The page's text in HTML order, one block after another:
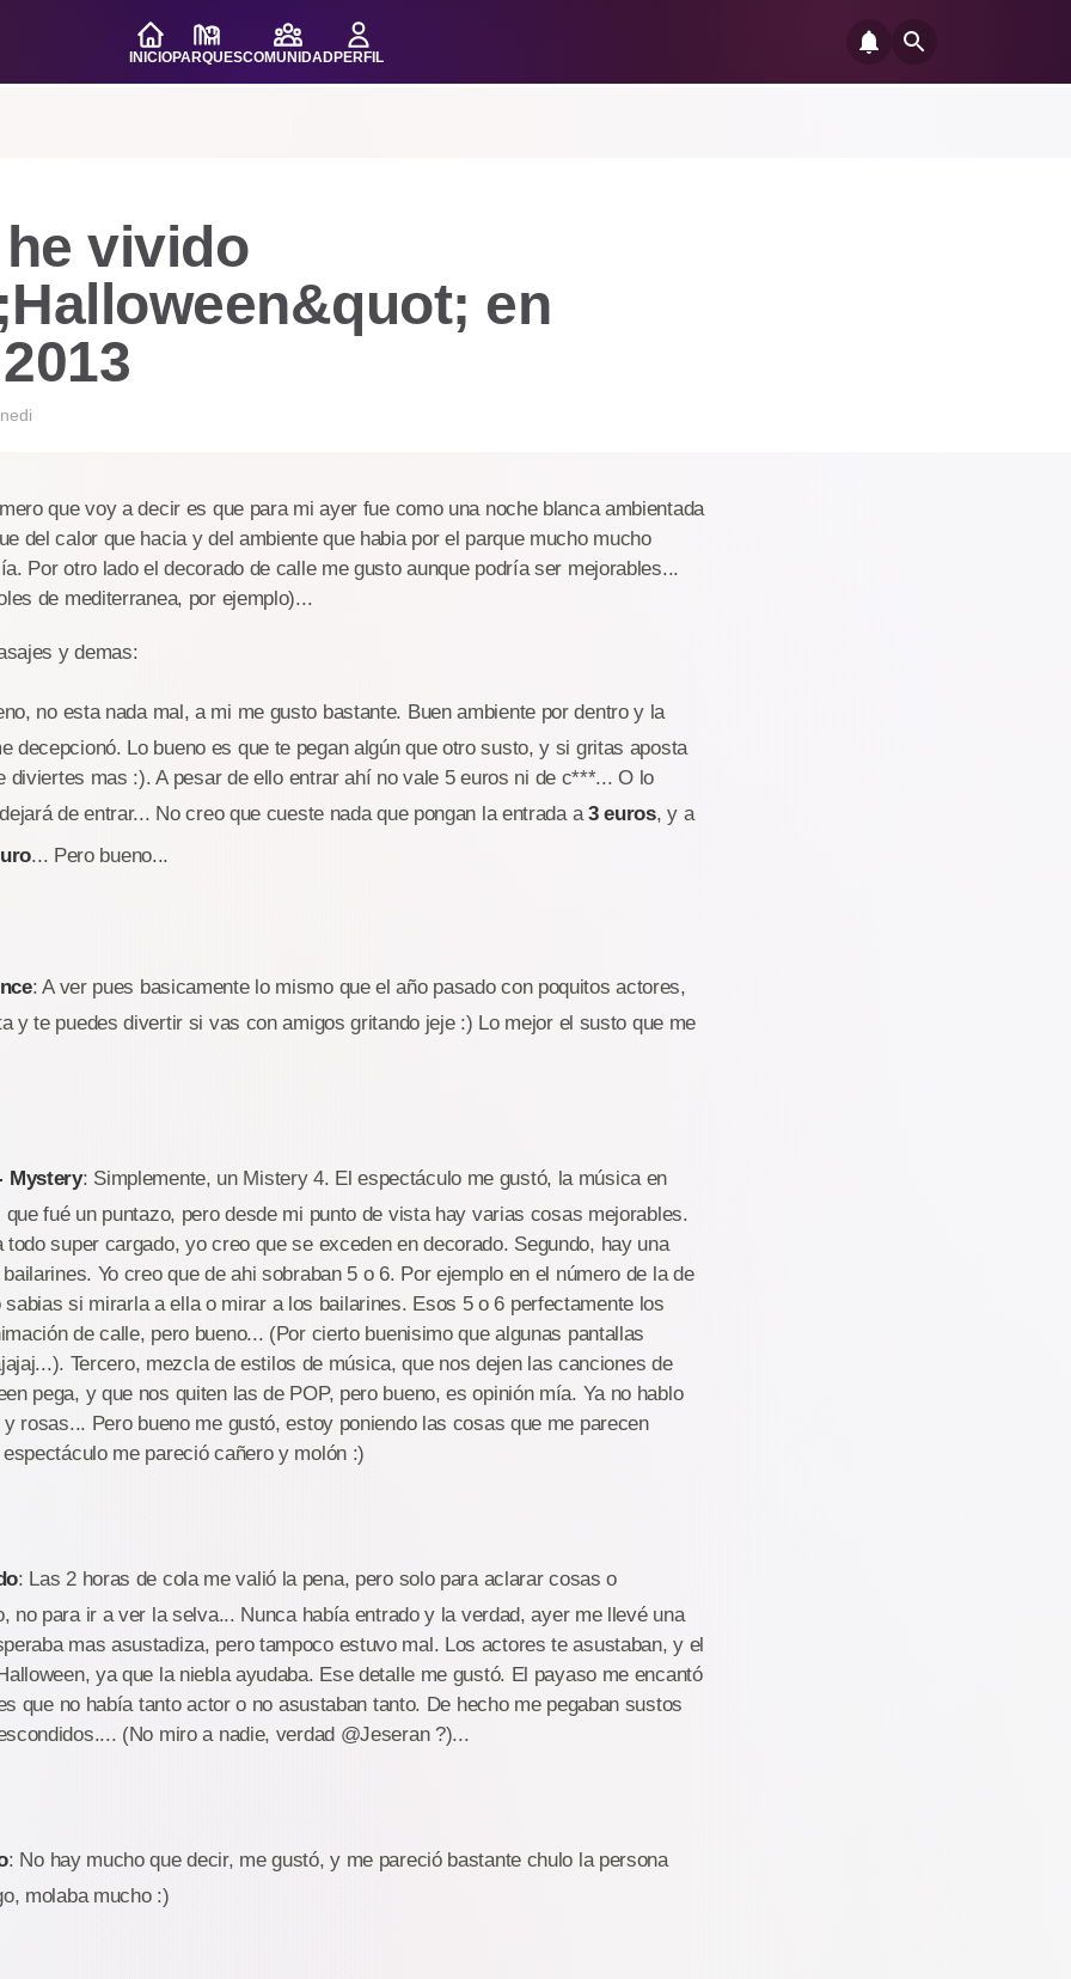
INICIOPARQUESCOMUNIDADPERFIL
vivido
en
que voy a decir es que para mi ayer fue como una noche blanca ambientada
del calor que hacia y del ambiente que habia por el parque mucho mucho
Por otro lado el decorado de calle me gusto aunque podría ser mejorables...
de mediterranea, por ejemplo)...
y demas:
no esta nada mal, a mi me gusto bastante. Buen ambiente por dentro y la
decepcionó. Lo bueno es que te pegan algún que otro susto, y si gritas aposta
diviertes mas :). A pesar de ello entrar ahí no vale 5 euros ni de c***... O lo
de entrar... No creo que cueste nada que pongan la entrada a3 euros, y a
... Pero bueno...
: A ver pues basicamente lo mismo que el año pasado con poquitos actores,
y te puedes divertir si vas con amigos gritando jeje :) Lo mejor el susto que me
Mystery: Simplemente, un Mistery 4. El espectáculo me gustó, la música en
fué un puntazo, pero desde mi punto de vista hay varias cosas mejorables.
todo super cargado, yo creo que se exceden en decorado. Segundo, hay una
Yo creo que de ahi sobraban 5 o 6. Por ejemplo en el número de la de
si mirarla a ella o mirar a los bailarines. Esos 5 o 6 perfectamente los
de calle, pero bueno... (Por cierto buenisimo que algunas pantallas
Tercero, mezcla de estilos de música, que nos dejen las canciones de
pega, y que nos quiten las de POP, pero bueno, es opinión mía. Ya no hablo
rosas... Pero bueno me gustó, estoy poniendo las cosas que me parecen
me pareció cañero y molón :)
: Las 2 horas de cola me valió la pena, pero solo para aclarar cosas o
no para ir a ver la selva... Nunca había entrado y la verdad, ayer me llevé una
mas asustadiza, pero tampoco estuvo mal. Los actores te asustaban, y el
ya que la niebla ayudaba. Ese detalle me gustó. El payaso me encantó
que no había tanto actor o no asustaban tanto. De hecho me pegaban sustos
(No miro a nadie, verdad @Jeseran ?)...
: No hay mucho que decir, me gustó, y me pareció bastante chulo la persona
molaba mucho :)